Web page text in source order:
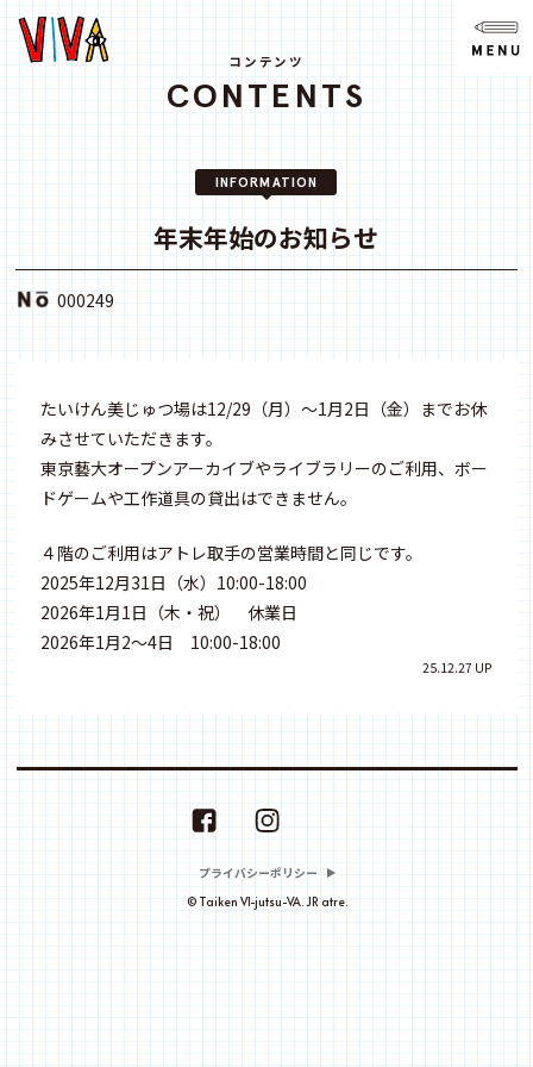
ニュース
ABOUT
SPACE
ACCESS
CONTACT
note
youtube
コンテンツ
CONTENTS
INFORMATION
年末年始のお知らせ
000249
たいけん美じゅつ場は12/29（月）〜1月2日（金）までお休
みさせていただきます。
東京藝大オープンアーカイブやライブラリーのご利用、ボー
ドゲームや工作道具の貸出はできません。
４階のご利用はアトレ取手の営業時間と同じです。
2025年12月31日（水）10:00-18:00
2026年1月1日（木・祝） 休業日
2026年1月2〜4日 10:00-18:00
25.12.27 UP
プライバシーポリシー
© Taiken VI-jutsu-VA. JR atre.